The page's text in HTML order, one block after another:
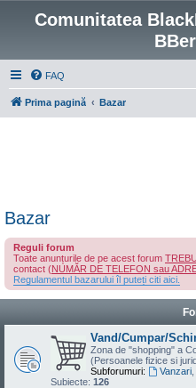
Comunitatea
FAQ
Prima pagină Bazar
Bazar
Reguli forum
Toate anunțurile de pe acest forum
contact (NUMĂR DE TELEFON sau
Regulamentul bazarului îl puteți citi aici.
Vand/Cumpar/
Zona de "shopping" a
(Persoanele fizice si
Subforumuri:
Vanzari,
Subiecte: 126